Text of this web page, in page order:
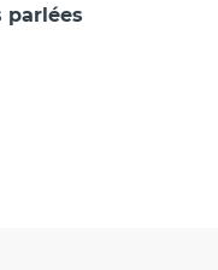
parlées
parlées